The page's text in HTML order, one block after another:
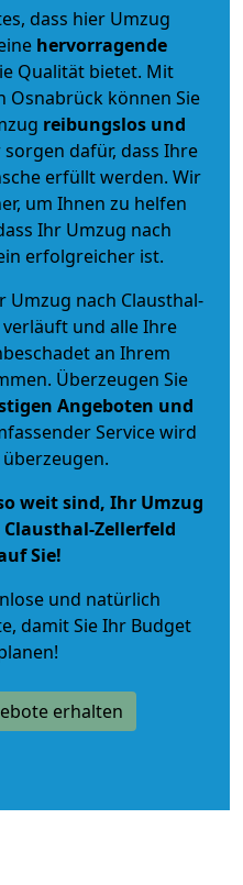
dass hier Umzug
hervorragende
Qualität bietet. Mit
können Sie
reibungslos und
dafür, dass Ihre
erfüllt werden. Wir
um Ihnen zu helfen
Ihr Umzug nach
erfolgreicher ist.
Umzug nach Clausthal-
und alle Ihre
an Ihrem
Überzeugen Sie
Angeboten und
Service wird
weit sind, Ihr Umzug
Zellerfeld
Sie!
und natürlich
, damit Sie Ihr Budget
erhalten